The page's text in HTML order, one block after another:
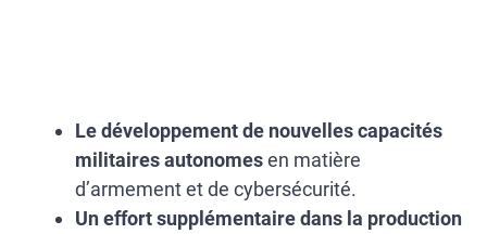
Le développement de nouvelles capacités
militaires autonomesen matière
d’armement et de cybersécurité.
Un effort supplémentaire dans la production